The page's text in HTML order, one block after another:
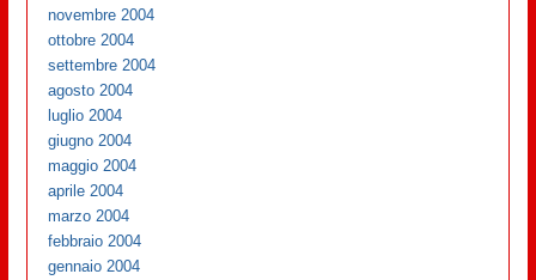
novembre 2004
ottobre 2004
settembre 2004
agosto 2004
luglio 2004
giugno 2004
maggio 2004
aprile 2004
marzo 2004
febbraio 2004
gennaio 2004